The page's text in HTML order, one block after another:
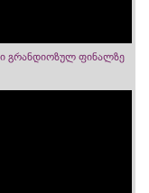
გრანდიოზულ ფინალზე